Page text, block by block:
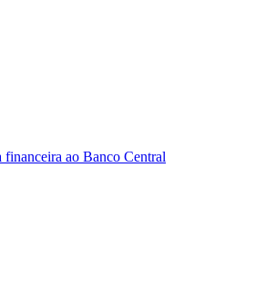
ao Banco Central